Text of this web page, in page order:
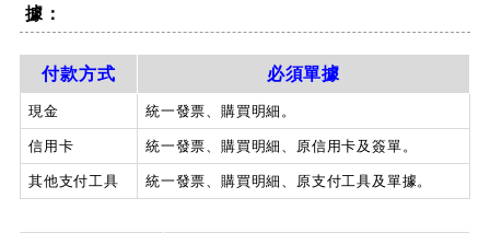
據：
付款方式 必須單據
現金
統一發票、購買明細。
信用卡
統一發票、購買明細、原信用卡及簽單。
其他支付工具
統一發票、購買明細、原支付工具及單據。